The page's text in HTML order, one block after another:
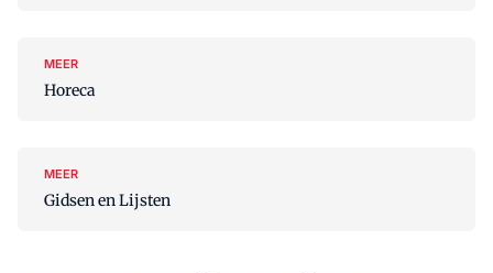
MEER
Horeca
MEER
Gidsen en Lijsten